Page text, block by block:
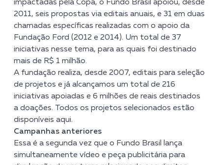
impactadas pela Copa, o Fundo Brasil apoiou, desde
2011, seis propostas via editais anuais, e 31 em duas
chamadas específicas realizadas com o apoio da
Fundação Ford (2012 e 2014). Um total de 37
iniciativas nesse tema, para as quais foi destinado
mais de R$ 1 milhão.
A fundação realiza, desde 2007, editais para seleção
de projetos e já alcançamos um total de 216
iniciativas apoiadas e 6 milhões de reais destinados
a doações. Todos os projetos selecionados estão
disponíveis aqui.
Campanhas anteriores
Essa é a segunda vez que o Fundo Brasil lança
simultaneamente vídeo e peça publicitária para